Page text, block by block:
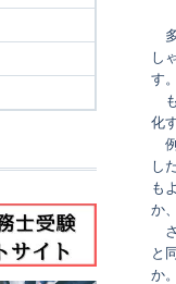
多
し
す
も
化
例
し
も
か
さ
と
か